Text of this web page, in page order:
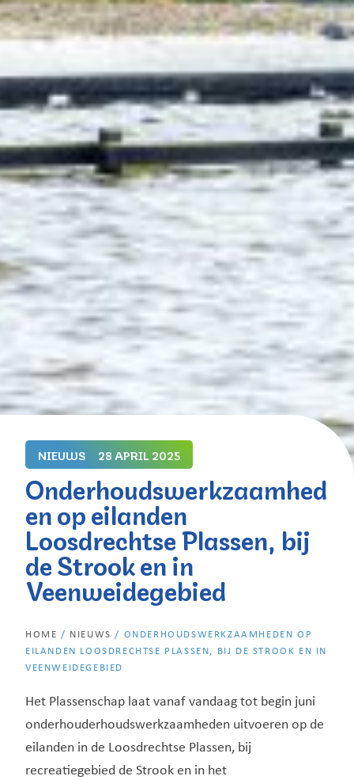
NIEUWS 28 APRIL 2025
Onderhoudswerkzaamhed
en op eilanden
Loosdrechtse Plassen, bij
de Strook en in
Veenweidegebied
HOME / NIEUWS / ONDERHOUDSWERKZAAMHEDEN OP
EILANDEN LOOSDRECHTSE PLASSEN, BIJ DE STROOK EN IN
VEENWEIDEGEBIED
Het Plassenschap laat vanaf vandaag tot begin juni
onderhouderhoudswerkzaamheden uitvoeren op de
eilanden in de Loosdrechtse Plassen, bij
recreatiegebied de Strook en in het